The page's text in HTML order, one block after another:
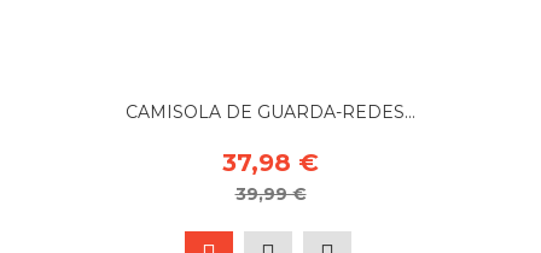
CAMISOLA DE GUARDA-REDES...
37,98 €
39,99 €